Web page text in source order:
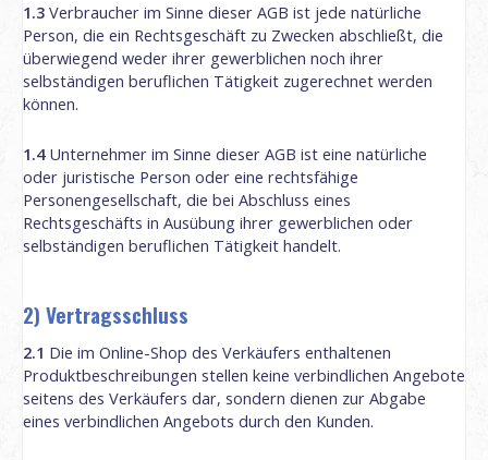
1.3 Verbraucher im Sinne dieser AGB ist jede natürliche
Person, die ein Rechtsgeschäft zu Zwecken abschließt, die
überwiegend weder ihrer gewerblichen noch ihrer
selbständigen beruflichen Tätigkeit zugerechnet werden
können.
1.4Unternehmer im Sinne dieser AGB ist eine natürliche
oder juristische Person oder eine rechtsfähige
Personengesellschaft, die bei Abschluss eines
Rechtsgeschäfts in Ausübung ihrer gewerblichen oder
selbständigen beruflichen Tätigkeit handelt.
2) Vertragsschluss
2.1 Die im Online-Shop des Verkäufers enthaltenen
Produktbeschreibungen stellen keine verbindlichen Angebote
seitens des Verkäufers dar, sondern dienen zur Abgabe
eines verbindlichen Angebots durch den Kunden.